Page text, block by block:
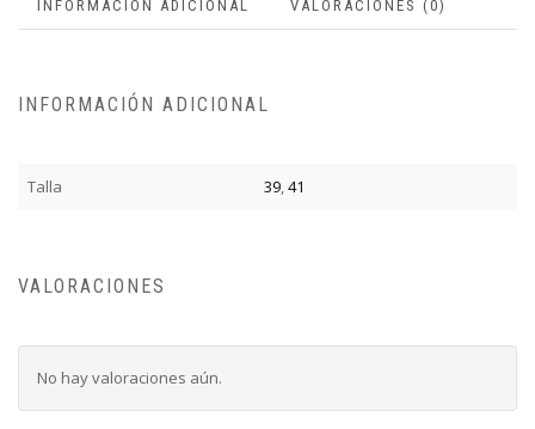
INFORMACIÓN ADICIONAL VALORACIONES (0)
INFORMACIÓN ADICIONAL
Talla 39,41
VALORACIONES
No hay valoraciones aún.